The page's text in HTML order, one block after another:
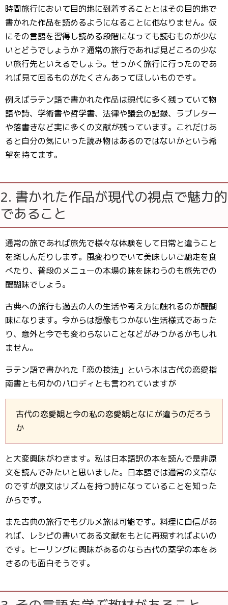
時間旅行において目的地に到着することとはその目的地で
書かれた作品を読めるようになることに他なりません。仮
にその言語を習得し読める段階になっても読むものが少な
いとどうでしょうか？通常の旅行であれば見どころの少な
い旅行先といえるでしょう。せっかく旅行に行ったのであ
れば見て回るものがたくさんあってほしいものです。
例えばラテン語で書かれた作品は現代に多く残っていて物
語や詩、学術書や哲学書、法律や議会の記録、ラブレター
や落書きなど実に多くの文献が残っています。これだけあ
ると自分の気にいった読み物はあるのではないかという希
望を持てます。
2. 書かれた作品が現代の視点で魅力的
であること
通常の旅であれば旅先で様々な体験をして日常と違うこと
を楽しんだりします。風変わりでいて美味しいご馳走を食
べたり、普段のメニューの本場の味を味わうのも旅先での
醍醐味でしょう。
古典への旅行も過去の人の生活や考え方に触れるのが醍醐
味になります。今からは想像もつかない生活様式であった
り、意外と今でも変わらないことなどがみつかるかもしれ
ません。
ラテン語で書かれた「恋の技法」という本は古代の恋愛指
南書とも何かのパロディとも言われていますが
古代の恋愛観と今の私の恋愛観となにが違うのだろう
か
と大変興味がわきます。私は日本語訳の本を読んで是非原
文を読んでみたいと思いました。日本語では通常の文章な
のですが原文はリズムを持つ詩になっていることを知った
からです。
また古典の旅行でもグルメ旅は可能です。料理に自信があ
れば、レシピの書いてある文献をもとに再現すればよいの
です。ヒーリングに興味があるのなら古代の薬学の本をあ
さるのも面白そうです。